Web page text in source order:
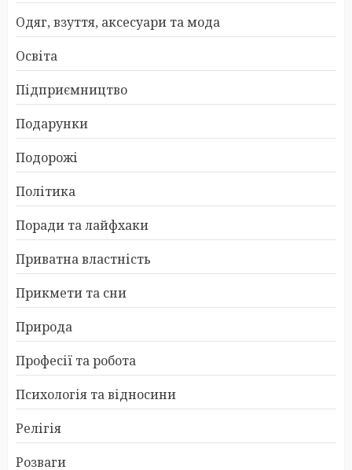
Одяг, взуття, аксесуари та мода
Освіта
Підприємництво
Подарунки
Подорожі
Політика
Поради та лайфхаки
Приватна властність
Прикмети та сни
Природа
Професії та робота
Психологія та відносини
Релігія
Розваги